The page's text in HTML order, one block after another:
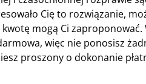
Cię to rozwiązanie,
mogą Ci
więc nie ponosisz
proszony o dokonanie